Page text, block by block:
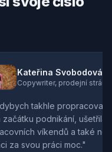
Kateřina Svobodová
Copywriter, prodejní stránky,
takhle propracovaný
podnikání, ušetřila
víkendů a také
svou práci moc."